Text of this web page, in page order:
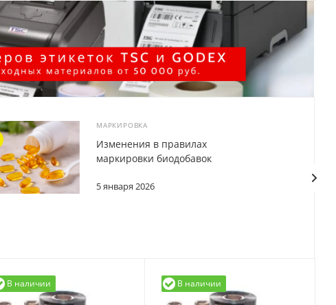
МАРКИРОВКА
5 января 2026
Изменения в правилах
маркировки биодобавок
В наличии В наличии